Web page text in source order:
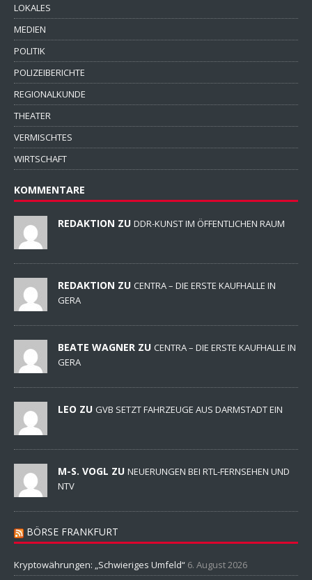
LOKALES
MEDIEN
POLITIK
POLIZEIBERICHTE
REGIONALKUNDE
THEATER
VERMISCHTES
WIRTSCHAFT
KOMMENTARE
REDAKTION ZU DDR-KUNST IM ÖFFENTLICHEN RAUM
REDAKTION ZU CENTRA – DIE ERSTE KAUFHALLE IN
GERA
BEATE WAGNER ZU CENTRA – DIE ERSTE KAUFHALLE IN
GERA
LEO ZU GVB SETZT FAHRZEUGE AUS DARMSTADT EIN
M-S. VOGL ZU NEUERUNGEN BEI RTL-FERNSEHEN UND
NTV
BÖRSE FRANKFURT
Kryptowährungen: „Schwieriges Umfeld“ 6. August 2026